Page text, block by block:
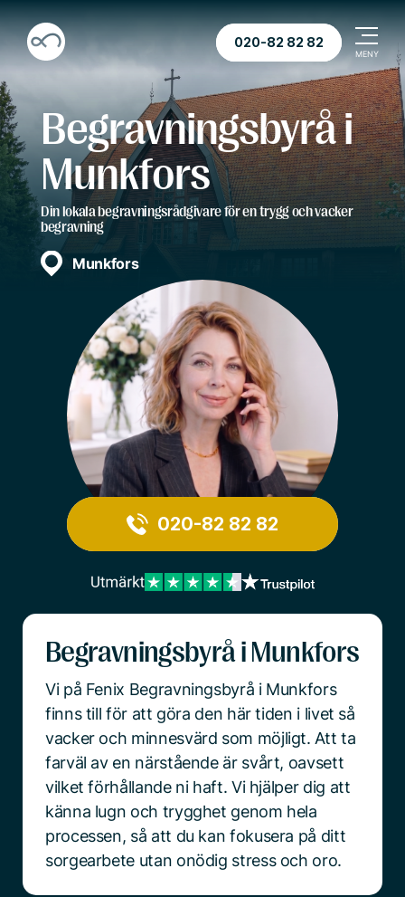
020-82 82 82
Begravningsbyrå i
Munkfors
Din lokala begravningsrådgivare för en trygg och vacker
begravning
Munkfors
020-82 82 82
Begravningsbyrå i Munkfors
Vi på Fenix Begravningsbyrå i Munkfors
finns till för att göra den här tiden i livet så
vacker och minnesvärd som möjligt. Att ta
farväl av en närstående är svårt, oavsett
vilket förhållande ni haft. Vi hjälper dig att
känna lugn och trygghet genom hela
processen, så att du kan fokusera på ditt
sorgearbete utan onödig stress och oro.